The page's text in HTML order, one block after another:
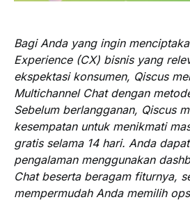
Bagi Anda yang ingin
Experience (CX) bisnis yang
ekspektasi konsumen, Qiscus
Multichannel Chat dengan
Sebelum berlangganan, Qiscus
kesempatan untuk menikmati
gratis selama 14 hari. Anda
pengalaman menggunakan
Chat beserta beragam fiturnya,
mempermudah Anda memilih